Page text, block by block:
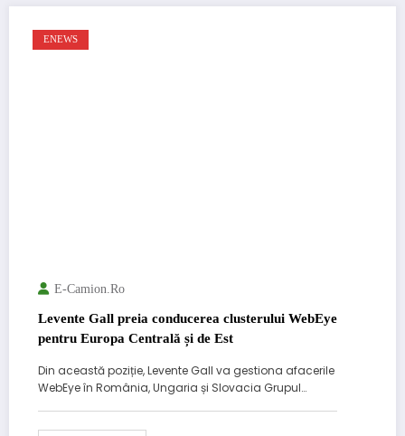
ENEWS
E-Camion.ro
Levente Gall preia conducerea clusterului WebEye
pentru Europa Centrală și de Est
Din această poziție, Levente Gall va gestiona afacerile
WebEye în România, Ungaria și Slovacia Grupul…